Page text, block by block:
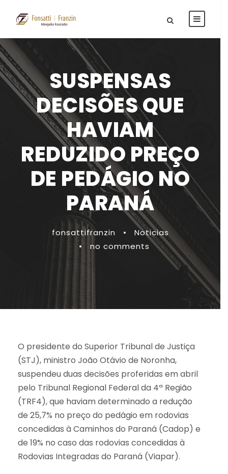
SUSPENSAS
DECISÕES QUE
HAVIAM
REDUZIDO PREÇO
DE PEDÁGIO NO
PARANÁ
fonsattifranzin •
Noticias
•
no comments
O presidente do Superior Tribunal de Justiça
(STJ), ministro João Otávio de Noronha,
suspendeu duas decisões proferidas em abril
pelo Tribunal Regional Federal da 4ª Região
(TRF4), que haviam determinado a redução
de 25,7% no preço do pedágio em rodovias
concedidas à Caminhos do Paraná (Cadop) e
de 19% no caso das rodovias concedidas à
Rodovias Integradas do Paraná (Viapar).